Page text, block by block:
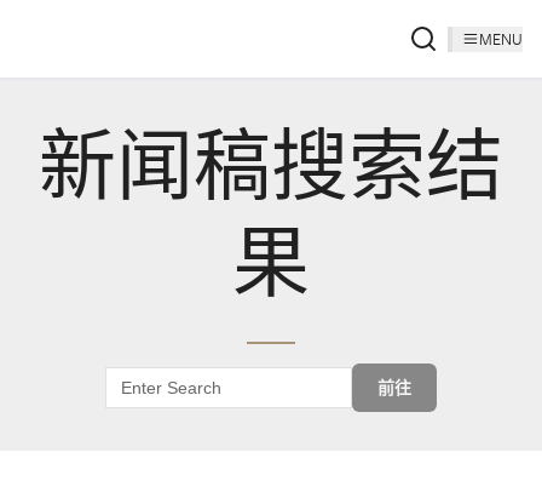
MENU
新闻稿搜索结
果
前往